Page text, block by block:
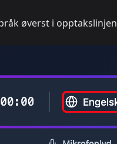
øverst i opptakslinjen